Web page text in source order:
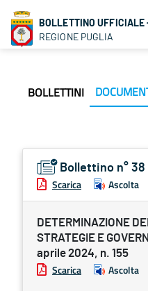
BOLLETTINO UFFICIALE
REGIONE PUGLIA
BOLLETTINI
Bollettino n°
Scarica Ascolta
DETERMINAZIONE
STRATEGIE E
aprile 2024, n. 155
Scarica Ascolta